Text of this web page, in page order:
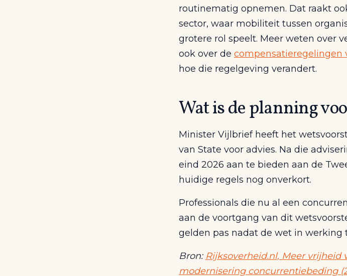
routinematig opnemen. Dat raakt
sector, waar mobiliteit tussen
grotere rol speelt. Meer weten over
ook over de compensatieregelingen
hoe die regelgeving verandert.
Wat is de planning
Minister Vijlbrief heeft het
van State voor advies. Na die
eind 2026 aan te bieden aan de
huidige regels nog onverkort.
Professionals die nu al een
aan de voortgang van dit
gelden pas nadat de wet in werking
Bron: Rijksoverheid.nl, Meer vrijheid
modernisering concurrentiebeding